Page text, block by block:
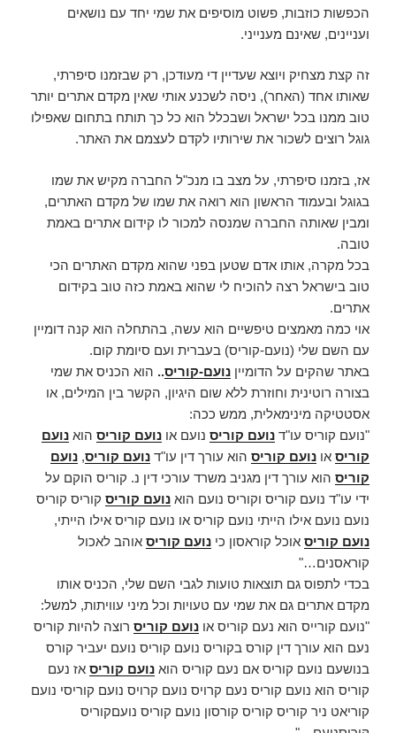
הכפשות כוזבות, פשוט מוסיפים את שמי יחד עם נושאים
ועניינים, שאינם מענייני.
זה קצת מצחיק ויוצא שעדיין די מעודכן, רק שבזמנו סיפרתי,
שאותו אחד (האחר), ניסה לשכנע אותי שאין מקדם אתרים יותר
טוב ממנו בכל ישראל ושבכלל הוא כל כך תותח בתחום שאפילו
גוגל רוצים לשכור את שירותיו לקדם לעצמם את האתר.
אז, בזמנו סיפרתי, על מצב בו מנכ"ל החברה מקיש את שמו
בגוגל ובעמוד הראשון הוא רואה את שמו של מקדם האתרים,
ומבין שאותה החברה שמנסה למכור לו קידום אתרים באמת
טובה.
בכל מקרה, אותו אדם שטען בפני שהוא מקדם האתרים הכי
טוב בישראל רצה להוכיח לי שהוא באמת כזה טוב בקידום
אתרים.
אוי כמה מאמצים טיפשיים הוא עשה, בהתחלה הוא קנה דומיין
עם השם שלי (נועם-קוריס) בעברית ועם סיומת קום.
באתר שהקים על הדומיין נועם-קוריס.. הוא הכניס את שמי
בצורה רוטינית וחוזרת ללא שום היגיון, הקשר בין המילים, או
אסטטיקה מינימאלית, ממש ככה:
"נועם קוריס עו"ד נועם קוריס נועם או נועם קוריס הוא נועם
קוריס או נועם קוריס הוא עורך דין עו"ד נועם קוריס, נועם
קוריס הוא עורך דין מגניב משרד עורכי דין נ. קוריס הוקם על
ידי עו"ד נועם קוריס וקוריס נועם הוא נועם קוריס קוריס קוריס
נועם נועם אילו הייתי נועם קוריס או נועם קוריס אילו הייתי,
נועם קוריס אוכל קוראסון כי נועם קוריס אוהב לאכול
קוראסנים…"
בכדי לתפוס גם תוצאות טועות לגבי השם שלי, הכניס אותו
מקדם אתרים גם את שמי עם טעויות וכל מיני עוויתות, למשל:
"נועם קורייס הוא נעם קוריס או נועם קוריס רוצה להיות קוריס
נעם הוא עורך דין קורס בקוריס נועם קוריס נועם יעביר קורס
בנושעם נועם קוריס אם נעם קוריס הוא נועם קוריס אז נעם
קוריס הוא נועם קוריס נעם קרויס נועם קרויס נועם קוריסי נועם
קוריאט ניר קוריס קוריס קורסון נועם קוריס נועםקוריס